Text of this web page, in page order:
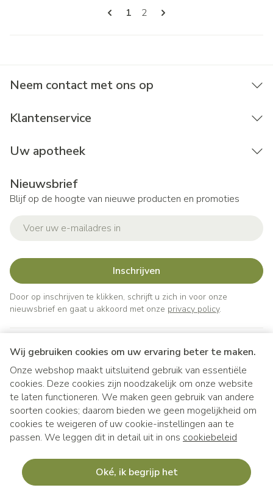
Wij gebruiken cookies om uw ervaring beter te maken.
Onze webshop maakt uitsluitend gebruik van essentiële
cookies. Deze cookies zijn noodzakelijk om onze website
te laten functioneren. We maken geen gebruik van andere
soorten cookies; daarom bieden we geen mogelijkheid om
cookies te weigeren of uw cookie-instellingen aan te
passen. We leggen dit in detail uit in ons cookiebeleid
Oké, ik begrijp het
Pagina's
U lees momenteel pagina
1 Pagina
2
Neem contact met ons op
Klantenservice
Uw apotheek
Nieuwsbrief
Blijf op de hoogte van nieuwe producten en promoties
Inschrijven
Door op inschrijven te klikken, schrijft u zich in voor onze
nieuwsbrief en gaat u akkoord met onze privacy policy.
Juridische links